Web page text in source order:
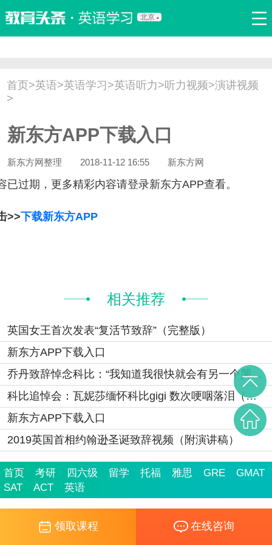
北京
双语新闻 口译翻译 职场英语 娱乐英语 少儿英语
流行语 新概念
首页>英语>英语学习 >英语听力>听力视频>演讲视频
>
新东方APP下载入口
新东方网整理 2018-11-12 16:55 新东方网
已过期，更多精彩内容请登录新东方APP查看。
>>下载新东方APP
相关推荐
英国女王首次发表“复活节致辞”（完整版）
新东方APP下载入口
乔丹致辞悼念科比：“我知道我很快就会有另一个哭泣的表情包了
科比追悼会：瓦妮莎缅怀科比gigi 数次哽咽落泪（视频）
新东方APP下载入口
2019英国首相约翰逊圣诞致辞视频（附演讲稿）
首页 考研 四六级 留学 托福 雅思 GRE
GMAT
SAT
ACT 英语
领取课程 在线咨询